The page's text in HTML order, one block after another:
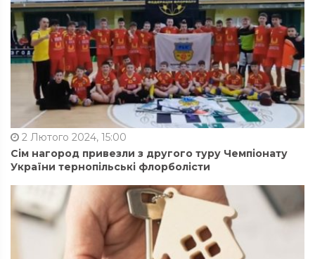
2 Лютого 2024, 15:00
Сім нагород привезли з другого туру Чемпіонату
України тернопільські флорболісти